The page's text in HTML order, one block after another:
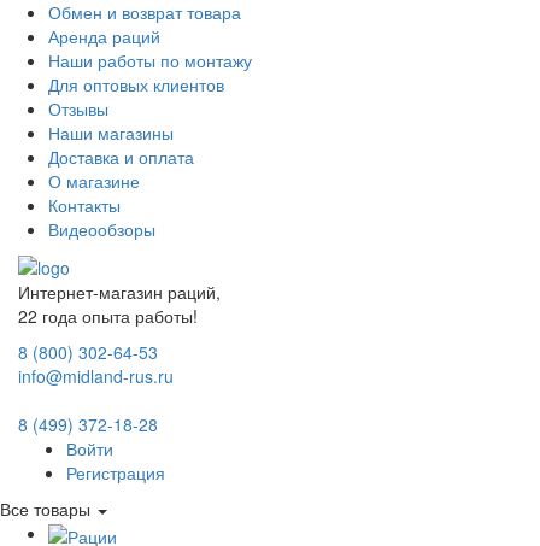
Обмен и возврат товара
Аренда раций
Наши работы по монтажу
Для оптовых клиентов
Отзывы
Наши магазины
Доставка и оплата
О магазине
Контакты
Видеообзоры
Интернет-магазин раций,
22 года опыта работы!
8 (800) 302-64-53
info@midland-rus.ru
8 (499) 372-18-28
Войти
Регистрация
Все товары